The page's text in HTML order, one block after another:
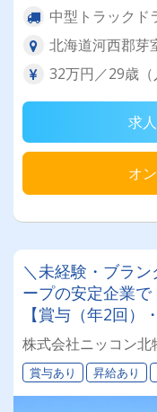
中型トラックド
北海道河西郡芽
32万円／29歳（
求
オ
＼未経験・ブラ
ープの安定企業で
【賞与（年2回
人一台の専属車両
のチャンス◎★資
実績あり！女性ド
職場です♪
株式会社ニッコン
賞与あり 昇給あり